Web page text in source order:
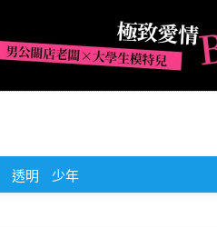
透明 少年